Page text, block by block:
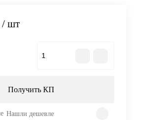
/ шт
Получить КП
Нашли дешевле